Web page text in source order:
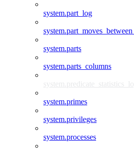
system.part_log
system.parts
system.parts_columns
system.primes
system.privileges
system.processes